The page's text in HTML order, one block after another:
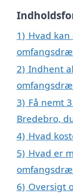
1) Hvad
2) Indhent
3) Få nemt
Bredebro,
4) Hvad
5) Hvad er
6) Oversigt